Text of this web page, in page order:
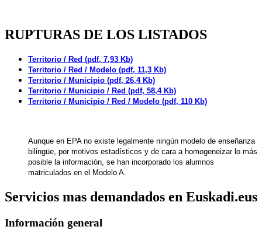
RUPTURAS DE LOS LISTADOS
Territorio / Red (pdf, 7,93 Kb)
Territorio / Red / Modelo (pdf, 11,3 Kb)
Territorio / Municipio (pdf, 26,4 Kb)
Territorio / Municipio / Red (pdf, 58,4 Kb)
Territorio / Municipio / Red / Modelo (pdf, 110 Kb)
Aunque en EPA no existe legalmente ningún modelo de enseñanza
bilingüe, por motivos estadísticos y de cara a homogeneizar lo más
posible la información, se han incorporado los alumnos
matriculados en el Modelo A.
Servicios mas demandados en Euskadi.eus
Información general